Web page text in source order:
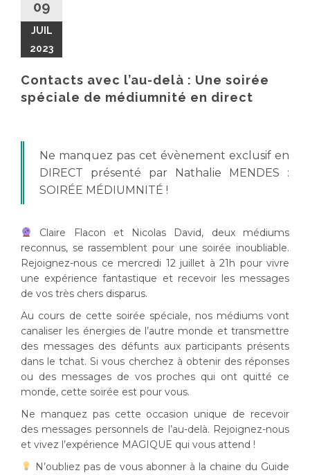
contenu09
JUIL
2023
Contacts avec l’au-delà : Une soirée
spéciale de médiumnité en direct
Ne manquez pas cet évènement exclusif en
DIRECT présenté par Nathalie MENDES :
SOIRÉE MÉDIUMNITÉ !
Claire Flacon et Nicolas David, deux médiums
reconnus, se rassemblent pour une soirée inoubliable.
Rejoignez-nous ce mercredi 12 juillet à 21h pour vivre
une expérience fantastique et recevoir les messages
de vos très chers disparus.
Au cours de cette soirée spéciale, nos médiums vont
canaliser les énergies de l’autre monde et transmettre
des messages des défunts aux participants présents
dans le tchat. Si vous cherchez à obtenir des réponses
ou des messages de vos proches qui ont quitté ce
monde, cette soirée est pour vous.
Ne manquez pas cette occasion unique de recevoir
des messages personnels de l’au-delà. Rejoignez-nous
et vivez l’expérience MAGIQUE qui vous attend !
N’oubliez pas de vous abonner à la chaine du Guide